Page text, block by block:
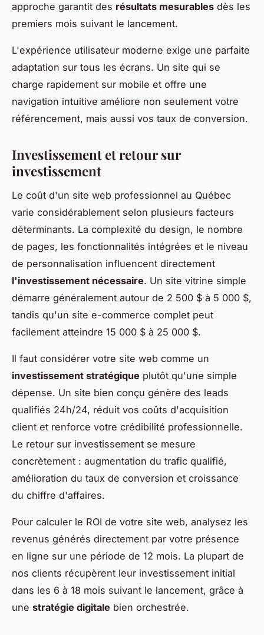
approche garantit des résultats mesurables dès les
premiers mois suivant le lancement.
L'expérience utilisateur moderne exige une parfaite
adaptation sur tous les écrans. Un site qui se
charge rapidement sur mobile et offre une
navigation intuitive améliore non seulement votre
référencement, mais aussi vos taux de conversion.
Investissement et retour sur
investissement
Le coût d'un site web professionnel au Québec
varie considérablement selon plusieurs facteurs
déterminants. La complexité du design, le nombre
de pages, les fonctionnalités intégrées et le niveau
de personnalisation influencent directement
l'investissement nécessaire. Un site vitrine simple
démarre généralement autour de 2 500 $ à 5 000 $,
tandis qu'un site e-commerce complet peut
facilement atteindre 15 000 $ à 25 000 $.
Il faut considérer votre site web comme un
investissement stratégique plutôt qu'une simple
dépense. Un site bien conçu génère des leads
qualifiés 24h/24, réduit vos coûts d'acquisition
client et renforce votre crédibilité professionnelle.
Le retour sur investissement se mesure
concrètement : augmentation du trafic qualifié,
amélioration du taux de conversion et croissance
du chiffre d'affaires.
Pour calculer le ROI de votre site web, analysez les
revenus générés directement par votre présence
en ligne sur une période de 12 mois. La plupart de
nos clients récupèrent leur investissement initial
dans les 6 à 18 mois suivant le lancement, grâce à
une stratégie digitale bien orchestrée.